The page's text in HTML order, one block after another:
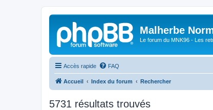
Malherbe
Le forum du MNK96 - Les
Accès rapide FAQ
Accueil Index du forum Rechercher
5731 résultats trouvés